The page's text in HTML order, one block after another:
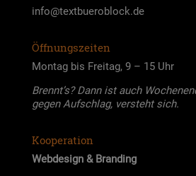
info@textbueroblock.de
Öffnungszeiten
Mon­tag bis Frei­tag, 9 – 15 Uhr
Brennt’s? Dann ist auch
gegen Auf­schlag, ver­steht sich.
Kooperation
Web­de­sign & Bran­ding